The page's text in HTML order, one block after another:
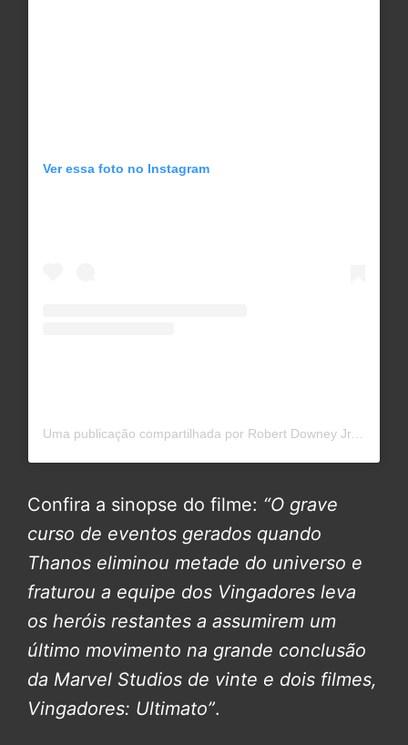
Ver essa foto no Instagram
Confira a sinopse do filme: “O grave
curso de eventos gerados quando
Thanos eliminou metade do universo e
fraturou a equipe dos Vingadores leva
os heróis restantes a assumirem um
último movimento na grande conclusão
da Marvel Studios de vinte e dois filmes,
Vingadores: Ultimato”.